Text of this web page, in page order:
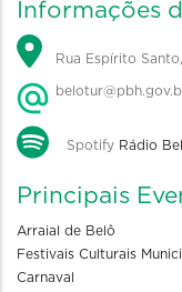
Informações
Rua Espírito
Spotify Rádio
Principais
Arraial de Belô
Festivais Culturais
Carnaval